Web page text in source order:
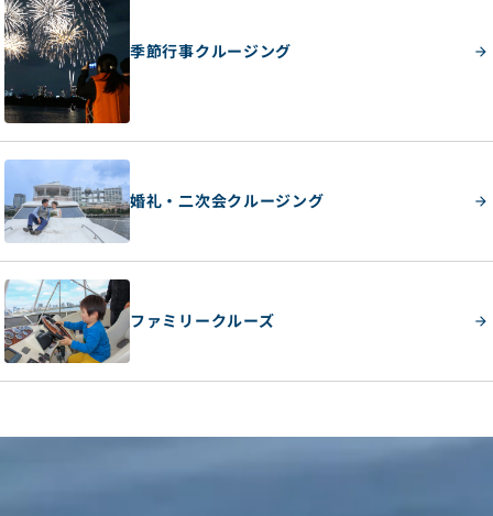
季節行事クルージング
婚礼・二次会クルージング
ファミリークルーズ